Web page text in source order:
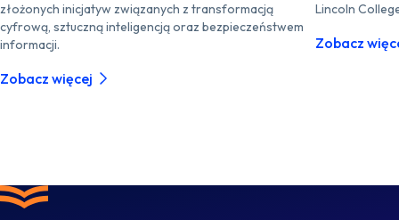
złożonych inicjatyw związanych z transformacją
cyfrową, sztuczną inteligencją oraz bezpieczeństwem
informacji.
Zobacz więcej
Lincoln
Zobacz